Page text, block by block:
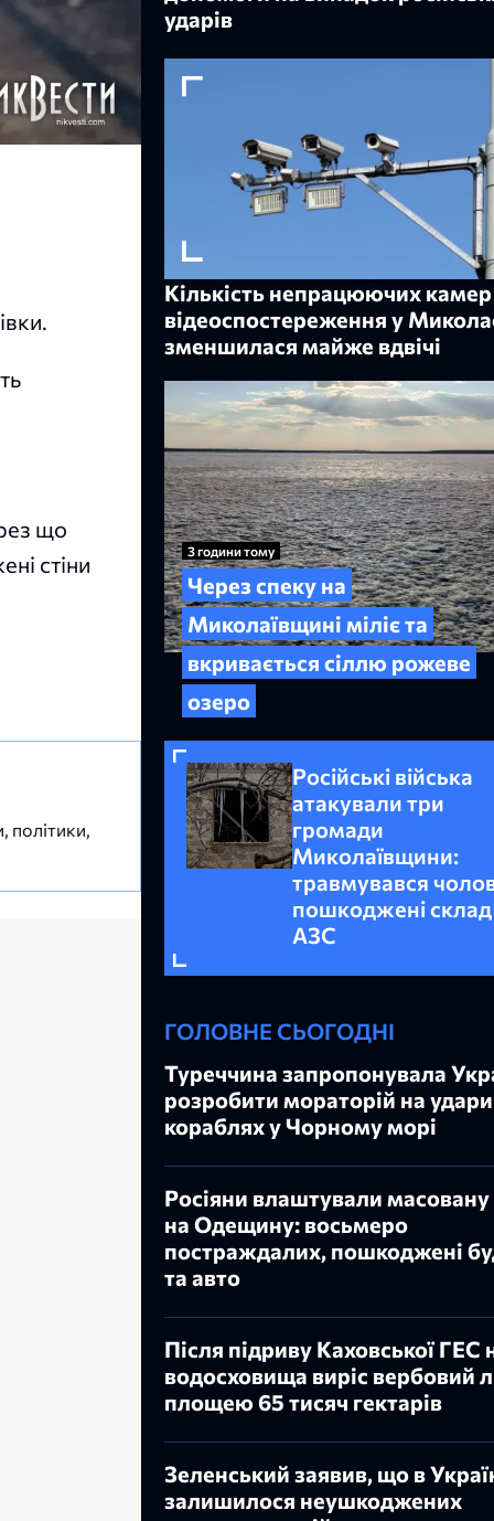
що
стіни
політики,
ударів
Кількість непрацюючих камер
відеоспостереження у
зменшилася майже вдвічі
3 години тому
Через спеку на
Миколаївщині міліє та
вкривається сіллю рожеве
озеро
Російські війська
атакували три
громади
Миколаївщини:
травмувався
пошкоджені склад
АЗС
ГОЛОВНЕ СЬОГОДНІ
Туреччина запропонувала
розробити мораторій на
кораблях у Чорному морі
Росіяни влаштували масовану
на Одещину: восьмеро
постраждалих, пошкоджені
та авто
Після підриву Каховської ГЕС
водосховища виріс вербовий
площею 65 тисяч гектарів
Зеленський заявив, що в
залишилося неушкоджених